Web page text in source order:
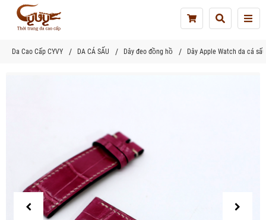
Da Cao Cấp CYVY DA CÁ SẤU Dây đeo đồng hồ Dây Apple Watch da cá